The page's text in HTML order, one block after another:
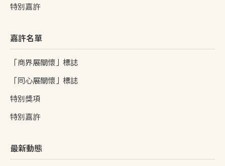
特別嘉許
嘉許名單
「商界展關懷」標誌
「同心展關懷」標誌
特別獎項
特別嘉許
最新動態